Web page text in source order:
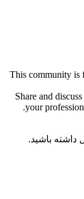
This community is
Share and
your
داشته باشید.